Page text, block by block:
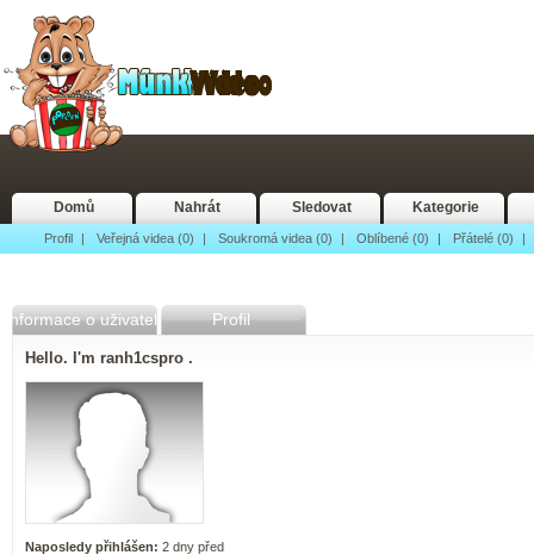
Domů Nahrát Sledovat Kategorie
Profil | Veřejná videa (0) | Soukromá videa (0) | Oblíbené (0) | Přátelé (0) |
Informace o uživateli Profil
Hello. I'm ranh1cspro .
Naposledy přihlášen: 2 dny před